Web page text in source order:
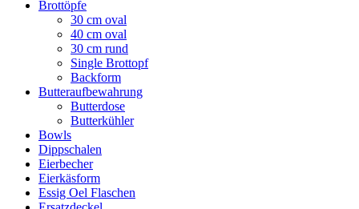
Brottöpfe
30 cm oval
40 cm oval
30 cm rund
Single Brottopf
Backform
Butteraufbewahrung
Butterdose
Butterkühler
Bowls
Dippschalen
Eierbecher
Eierkäsform
Essig Oel Flaschen